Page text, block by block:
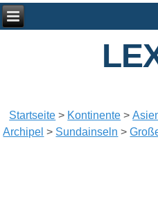
Startseite > Kontinente >
Archipel > Sundainseln >